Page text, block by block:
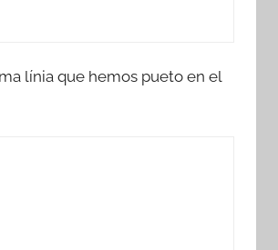
línia que hemos pueto en el